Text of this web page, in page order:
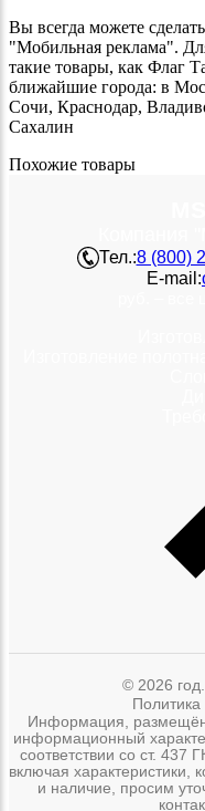
Вы всегда можете
"Мобильная реклама".
такие товары, как Флаг
ближайшие города: в
Сочи, Краснодар,
Сахалин
Похожие товары
Тел.:8 (800)
E-mail:
© 2026
Информация,
информационный
соответствии со ст. 437
включая характеристики,
и наличие, просим